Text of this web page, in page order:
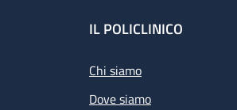
Footer
IL POLICLINICO
Chi siamo
Dove siamo